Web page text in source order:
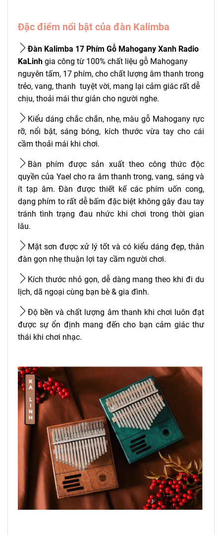
Đặc điểm nổi bật của đàn Kalimba
Đàn Kalimba 17 Phím Gỗ Mahogany Xanh Radio
KaLinh gia công từ 100% chất liệu gỗ Mahogany
nguyên tấm, 17 phím, cho chất lượng âm thanh trong
trẻo, vang, thanh tuyệt vời, mang lại cảm giác rất dễ
chịu, thoải mái thư giản cho người nghe.
Kiểu dáng chắc chắn, nhẹ, màu gỗ Mahogany rực
rỡ, nổi bật, sáng bóng, kích thước vừa tay cho cái
cầm thoải mái khi chơi.
Bàn phím được sản xuất theo công thức độc
quyền của Yael cho ra âm thanh trong, vang, sáng và
ít tạp âm. Đàn được thiết kế các phím uốn cong,
dạng phím to rất dễ bấm đặc biệt không gây đau tay
tránh tình trạng đau nhức khi chơi trong thời gian
lâu.
Mặt sơn được xử lý tốt và có kiểu dáng đẹp, thân
đàn gọn nhẹ thuận lợi tay cầm người chơi.
Kích thước nhỏ gọn, dễ dàng mang theo khi đi du
lịch, dã ngoại cùng bạn bè & gia đình.
Độ bền và chất lượng âm thanh khi chơi luôn đạt
được sự ổn định mang đến cho bạn cảm giác thư
thái khi chơi nhạc.